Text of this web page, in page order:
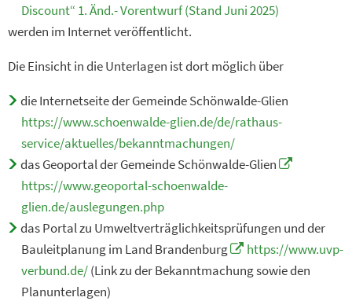
Discount“ 1. Änd.- Vorentwurf (Stand Juni 2025)
werden im Internet veröffentlicht.
Die Einsicht in die Unterlagen ist dort möglich über
die Internetseite der Gemeinde Schönwalde-Glien
https://www.schoenwalde-glien.de/de/rathaus-
service/aktuelles/bekanntmachungen/
das Geoportal der Gemeinde Schönwalde-Glien
https://www.geoportal-schoenwalde-
glien.de/auslegungen.php
das Portal zu Umweltverträglichkeitsprüfungen und der
Bauleitplanung im Land Brandenburg
https://www.uvp-
verbund.de/(Link zu der Bekanntmachung sowie den
Planunterlagen)